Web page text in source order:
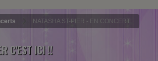
NATASHA ST-PIER - EN CONCERT
C'EST ICI !!